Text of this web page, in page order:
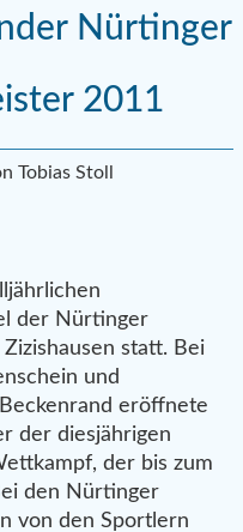
Nürtinger
2011
Tobias Stoll
der Nürtinger
statt. Bei
und
eröffnete
der diesjährigen
der bis zum
den Nürtinger
von den Sportlern